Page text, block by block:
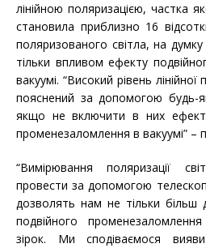
лінійною поляризацією, частка
становила приблизно 16
поляризованого світла, на
тільки впливом ефекту
вакуумі. “Високий рівень
пояснений за допомогою будь-
якщо не включити в них ефект
променезаломлення в вакуумі” –
“Вимірювання поляризації
провести за допомогою
дозволять нам не тільки більш
подвійного
зірок. Ми сподіваємося